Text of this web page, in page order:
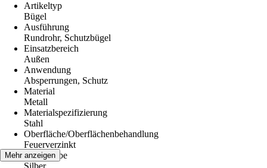
Artikeltyp
Bügel
Ausführung
Rundrohr, Schutzbügel
Einsatzbereich
Außen
Anwendung
Absperrungen, Schutz
Material
Metall
Materialspezifizierung
Stahl
Oberfläche/Oberflächenbehandlung
Feuerverzinkt
Grundfarbe
Silber
Mehr anzeigen